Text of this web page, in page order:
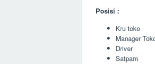
Posisi :
Kru toko
Manager
Driver
Satpam